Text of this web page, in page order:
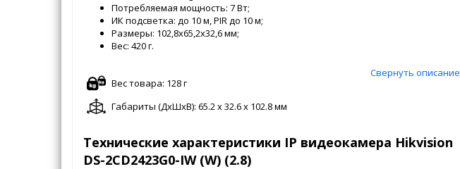
Потребляемая мощность: 7 Вт;
ИК подсветка: до 10 м, PIR до 10 м;
Размеры: 102,8х65,2х32,6 мм;
Вес: 420 г.
Свернуть описание
Вес товара: 128 г
Габариты (ДxШxВ): 65.2 x 32.6 x 102.8 мм
Технические характеристики IP видеокамера Hikvision
DS-2CD2423G0-IW (W) (2.8)